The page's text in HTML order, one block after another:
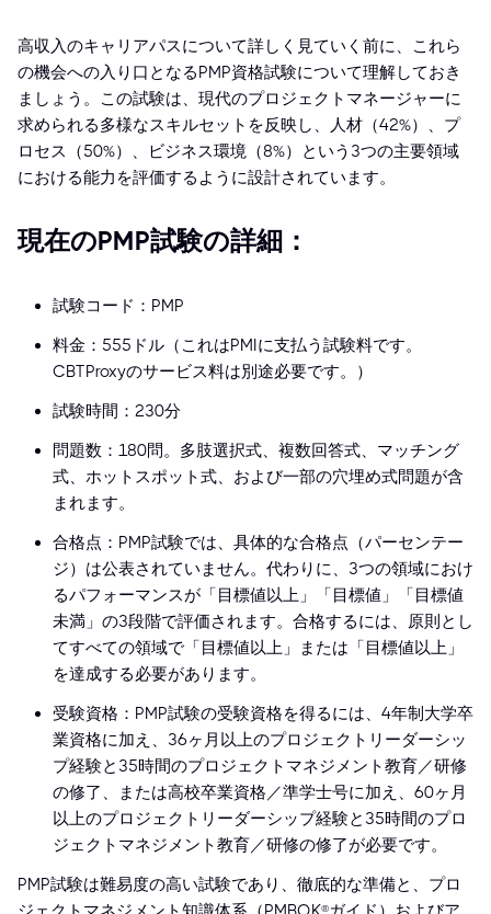
高収入のキャリアパスについて詳しく見ていく前に、これら
の機会への入り口となるPMP資格試験について理解しておき
ましょう。この試験は、現代のプロジェクトマネージャーに
求められる多様なスキルセットを反映し、人材（42%）、プ
ロセス（50%）、ビジネス環境（8%）という3つの主要領域
における能力を評価するように設計されています。
現在のPMP試験の詳細：
試験コード：PMP
料金：555ドル（これはPMIに支払う試験料です。
CBTProxyのサービス料は別途必要です。）
試験時間：230分
問題数：180問。多肢選択式、複数回答式、マッチング
式、ホットスポット式、および一部の穴埋め式問題が含
まれます。
合格点：PMP試験では、具体的な合格点（パーセンテー
ジ）は公表されていません。代わりに、3つの領域におけ
るパフォーマンスが「目標値以上」「目標値」「目標値
未満」の3段階で評価されます。合格するには、原則とし
てすべての領域で「目標値以上」または「目標値以上」
を達成する必要があります。
受験資格：PMP試験の受験資格を得るには、4年制大学卒
業資格に加え、36ヶ月以上のプロジェクトリーダーシッ
プ経験と35時間のプロジェクトマネジメント教育／研修
の修了、または高校卒業資格／準学士号に加え、60ヶ月
以上のプロジェクトリーダーシップ経験と35時間のプロ
ジェクトマネジメント教育／研修の修了が必要です。
PMP試験は難易度の高い試験であり、徹底的な準備と、プロ